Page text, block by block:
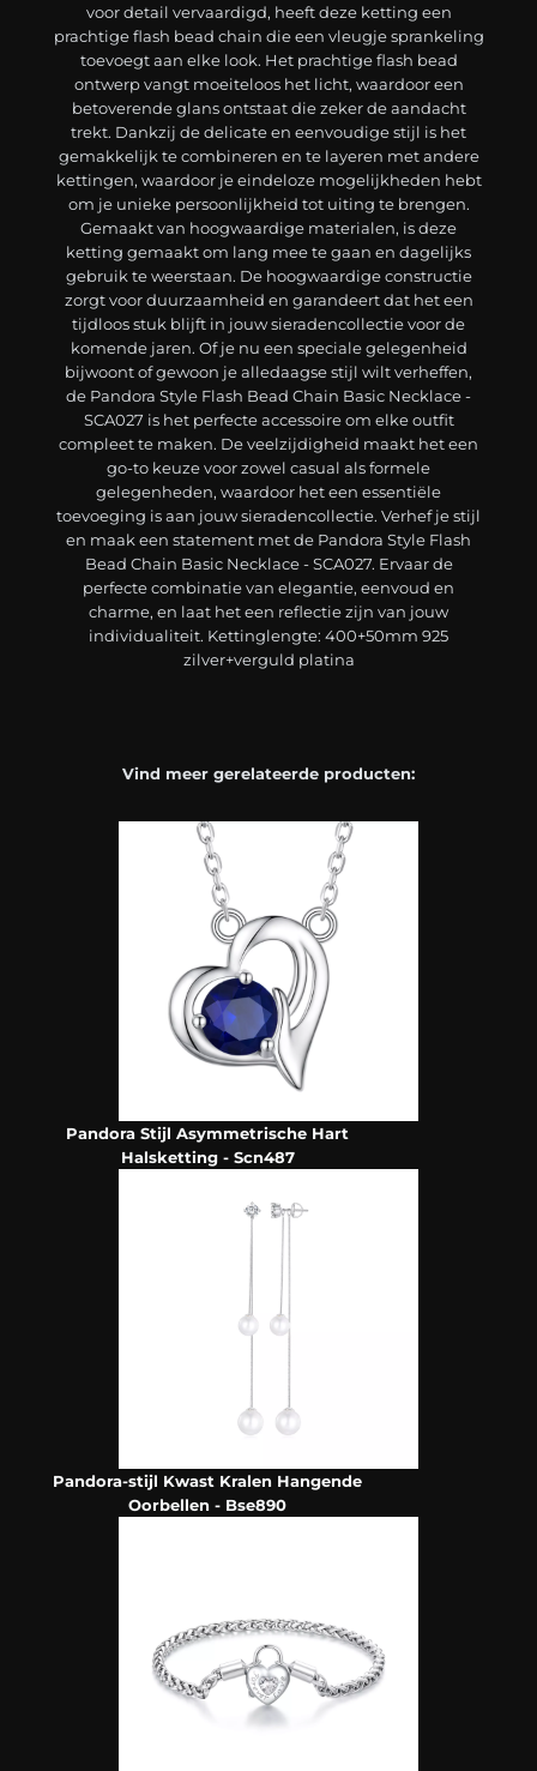
voor detail vervaardigd, heeft deze ketting een
prachtige flash bead chain die een vleugje sprankeling
toevoegt aan elke look. Het prachtige flash bead
ontwerp vangt moeiteloos het licht, waardoor een
betoverende glans ontstaat die zeker de aandacht
trekt. Dankzij de delicate en eenvoudige stijl is het
gemakkelijk te combineren en te layeren met andere
kettingen, waardoor je eindeloze mogelijkheden hebt
om je unieke persoonlijkheid tot uiting te brengen.
Gemaakt van hoogwaardige materialen, is deze
ketting gemaakt om lang mee te gaan en dagelijks
gebruik te weerstaan. De hoogwaardige constructie
zorgt voor duurzaamheid en garandeert dat het een
tijdloos stuk blijft in jouw sieradencollectie voor de
komende jaren. Of je nu een speciale gelegenheid
bijwoont of gewoon je alledaagse stijl wilt verheffen,
de Pandora Style Flash Bead Chain Basic Necklace -
SCA027 is het perfecte accessoire om elke outfit
compleet te maken. De veelzijdigheid maakt het een
go-to keuze voor zowel casual als formele
gelegenheden, waardoor het een essentiële
toevoeging is aan jouw sieradencollectie. Verhef je stijl
en maak een statement met de Pandora Style Flash
Bead Chain Basic Necklace - SCA027. Ervaar de
perfecte combinatie van elegantie, eenvoud en
charme, en laat het een reflectie zijn van jouw
individualiteit. Kettinglengte: 400+50mm 925
zilver+verguld platina
Vind meer gerelateerde producten:
Pandora Stijl Asymmetrische Hart
Halsketting - Scn487
Pandora-stijl Kwast Kralen Hangende
Oorbellen - Bse890